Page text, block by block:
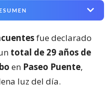
fue declarado
total de 29 años de
en Paseo Puente,
luz del día.